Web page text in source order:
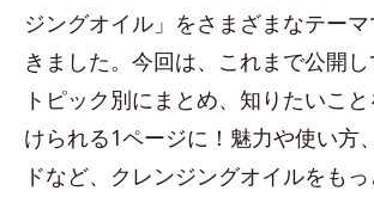
ジングオイル」をさまざまなテー
きました。今回は、これまで公開
トピック別にまとめ、知りたいこ
けられる1ページに！魅力や使い方
ドなど、クレンジングオイルをも